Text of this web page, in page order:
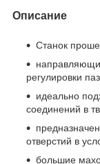
Описание
Станок
регулировки
идеально
соединений в
отверстий в
большие